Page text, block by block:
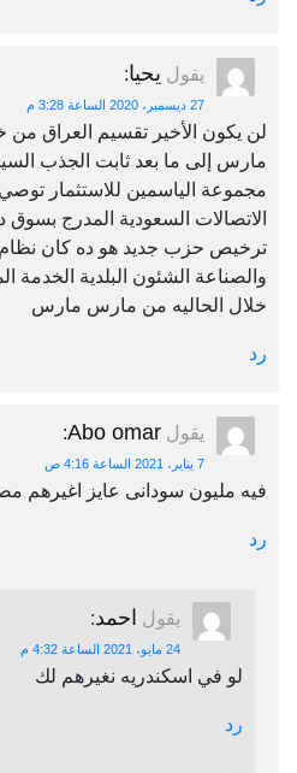
يقول يحيا:
27 ديسمبر، 2020 الساعة 3:28 م
لن يكون الأخير تقسيم العراق
مارس إلى ما بعد ثابت الجذب
مجموعة الياسمين للاستثمار
الاتصالات السعودية المدرج بسوق
ترخيص حزب جديد هو ده كان نظام
والصناعة الشئون البلدية الخدمة
خلال الحاليه من مارس مارس
رد
يقول Abo omar
:
7 يناير، 2021 الساعة 4:16 ص
فيه مليون سودانى عايز اغيرهم مصرى.
رد
يقول احمد:
24 مايو، 2021 الساعة 4:32 م
لو في اسكندريه نغيرهم لك
رد